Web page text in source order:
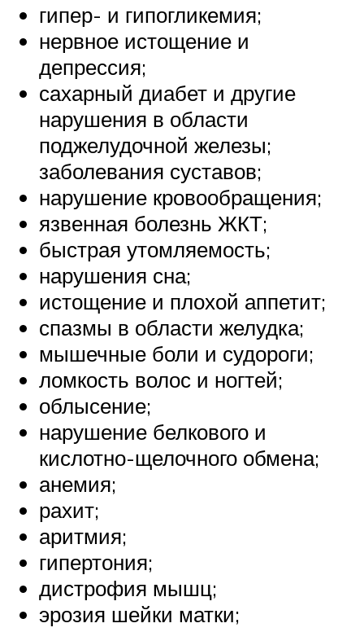
гипер- и гипогликемия;
нервное истощение и
депрессия;
сахарный диабет и другие
нарушения в области
поджелудочной железы;
заболевания суставов;
нарушение кровообращения;
язвенная болезнь ЖКТ;
быстрая утомляемость;
нарушения сна;
истощение и плохой аппетит;
спазмы в области желудка;
мышечные боли и судороги;
ломкость волос и ногтей;
облысение;
нарушение белкового и
кислотно-щелочного обмена;
анемия;
рахит;
аритмия;
гипертония;
дистрофия мышц;
эрозия шейки матки;